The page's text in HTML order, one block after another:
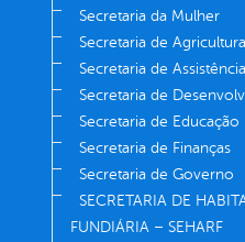
Secretaria da Mulher
Secretaria de
Secretaria de
Secretaria de
Secretaria de Educação
Secretaria de Finanças
Secretaria de Governo
SECRETARIA DE
FUNDIÁRIA – SEHARF